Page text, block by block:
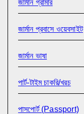
জার্মান গ্রামার
জার্মান প্রবাসে ওয়েবসাইট
জার্মান ভাষা
পার্ট-টাইম চাকরি/খরচ
পাসপোর্ট (Passport)